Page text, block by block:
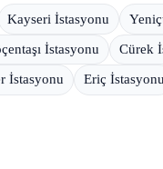
Kayseri İstasyonu
İstasyonu Cürek
İstasyonu Eriç İstasyonu